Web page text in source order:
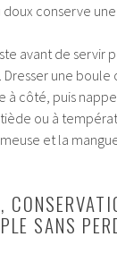
doux conserve
avant de servir
. Dresser une
à côté, puis
ou à
et la
SANS